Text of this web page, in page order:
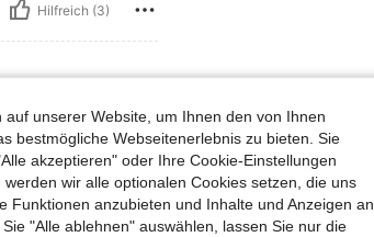
Hilfreich (3)
unserer Website, um Ihnen den von Ihnen
bestmögliche Webseitenerlebnis zu bieten. Sie
akzeptieren" oder Ihre Cookie-Einstellungen
wir alle optionalen Cookies setzen, die uns
anzubieten und Inhalte und Anzeigen an
"Alle ablehnen" auswählen, lassen Sie nur die